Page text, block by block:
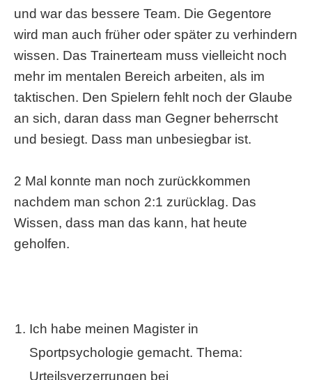
und war das bessere Team. Die Gegentore
wird man auch früher oder später zu verhindern
wissen. Das Trainerteam muss vielleicht noch
mehr im mentalen Bereich arbeiten, als im
taktischen. Den Spielern fehlt noch der Glaube
an sich, daran dass man Gegner beherrscht
und besiegt. Dass man unbesiegbar ist.
2 Mal konnte man noch zurückkommen
nachdem man schon 2:1 zurücklag. Das
Wissen, dass man das kann, hat heute
geholfen.
Ich habe meinen Magister in
Sportpsychologie gemacht. Thema:
Urteilsverzerrungen bei